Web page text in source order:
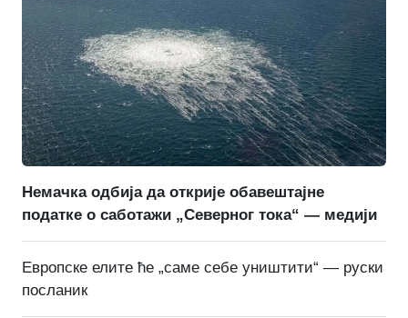
Немачка одбија да открије обавештајне
податке о саботажи „Северног тока“ — медији
Европске елите ће „саме себе уништити“ — руски
посланик